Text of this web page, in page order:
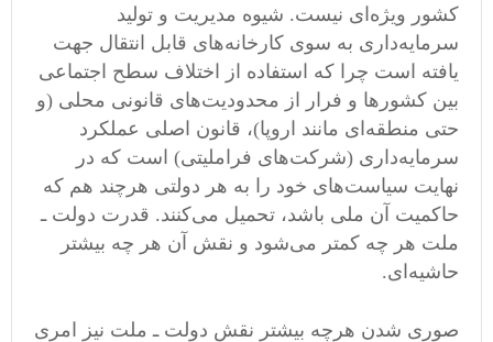
کشور ویژه‌ای نیست. شیوه مدیریت و تولید
سرمایه‌داری به سوی کارخانه‌های قابل انتقال جهت
یافته است چرا که استفاده از اختلاف سطح اجتماعی
بین کشورها و فرار از محدودیت‌های قانونی محلی (و
حتی منطقه‌ای مانند اروپا)، قانون اصلی عملکرد
سرمایه‌داری (شرکت‌های فراملیتی) است که در
نهایت سیاست‌های خود را به هر دولتی هرچند هم که
حاکمیت آن ملی باشد، تحمیل می‌کنند. قدرت دولت ـ
ملت هر چه کمتر می‌شود و نقش آن هر چه بیشتر
حاشیه‌ای.
صوری شدن هرچه بیشتر نقش دولت ـ ملت نیز امری